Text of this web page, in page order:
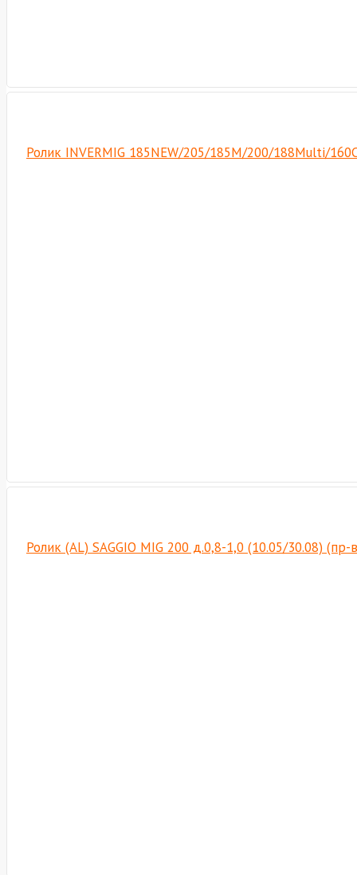
Ролик INVERMIG 185NEW/205/185М/200/188Multi/
Ролик (AL) SAGGIO MIG 200 д.0,8-1,0 (10.05/30.08)